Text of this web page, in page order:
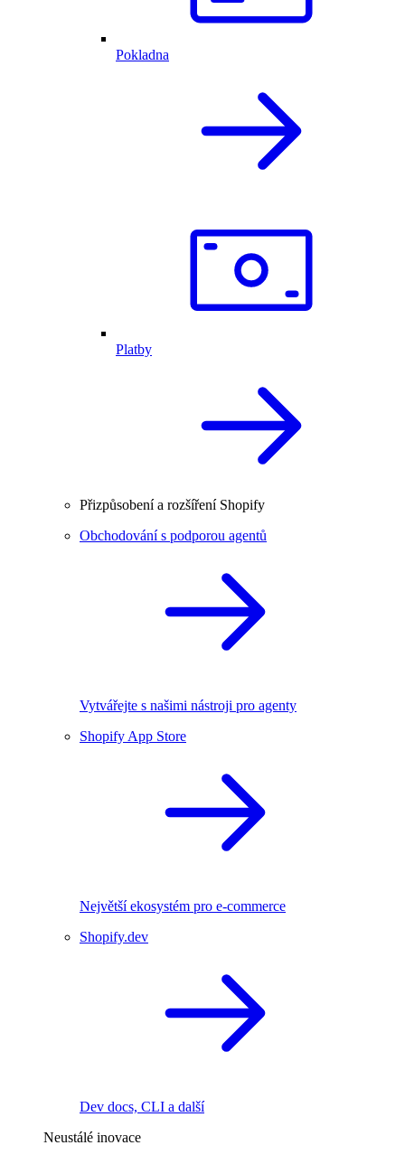
Pokladna
Platby
Přizpůsobení a rozšíření Shopify
Obchodování s podporou agentů
Vytvářejte s našimi nástroji pro agenty
Shopify App Store
Největší ekosystém pro e-commerce
Shopify.dev
Dev docs, CLI a další
Neustálé inovace